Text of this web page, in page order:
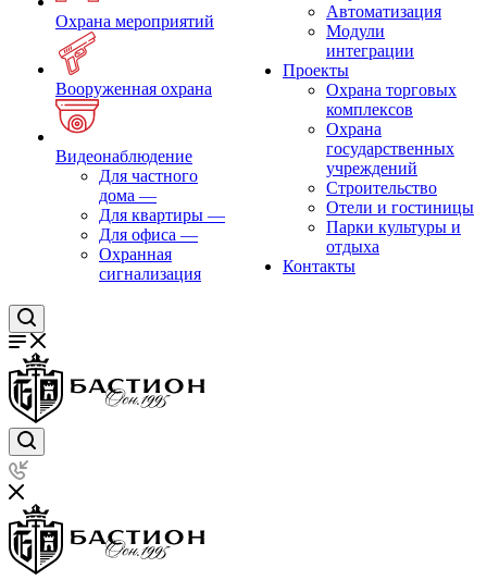
Охрана мероприятий
Вооруженная охрана
Видеонаблюдение
Для частного
дома —
Для квартиры —
Для офиса —
Охранная
сигнализация
Автоматизация
Модули
интеграции
Проекты
Охрана торговых
комплексов
Охрана
государственных
учреждений
Строительство
Отели и гостиницы
Парки культуры и
отдыха
Контакты